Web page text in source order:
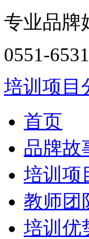
专业品牌
0551-
培训项目
首页
品牌故
培训项
教师团
培训优